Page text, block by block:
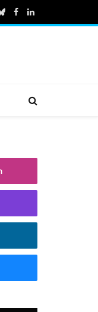
BlueskyFacebook
LinkedIn